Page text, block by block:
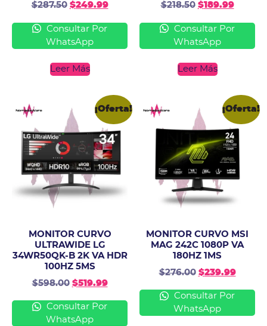
$287.50 $249.99
Consultar Por
WhatsApp
Leer Más
$218.50 $189.99
Consultar Por
WhatsApp
Leer Más
¡Oferta!
MONITOR CURVO
ULTRAWIDE LG
34WR50QK-B 2K VA HDR
100HZ 5MS
$598.00 $519.99
Consultar Por
WhatsApp
¡Oferta!
MONITOR CURVO MSI
MAG 242C 1080P VA
180HZ 1MS
$276.00 $239.99
Consultar Por
WhatsApp